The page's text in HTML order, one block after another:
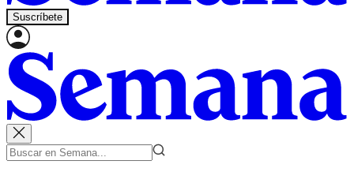
Suscríbete